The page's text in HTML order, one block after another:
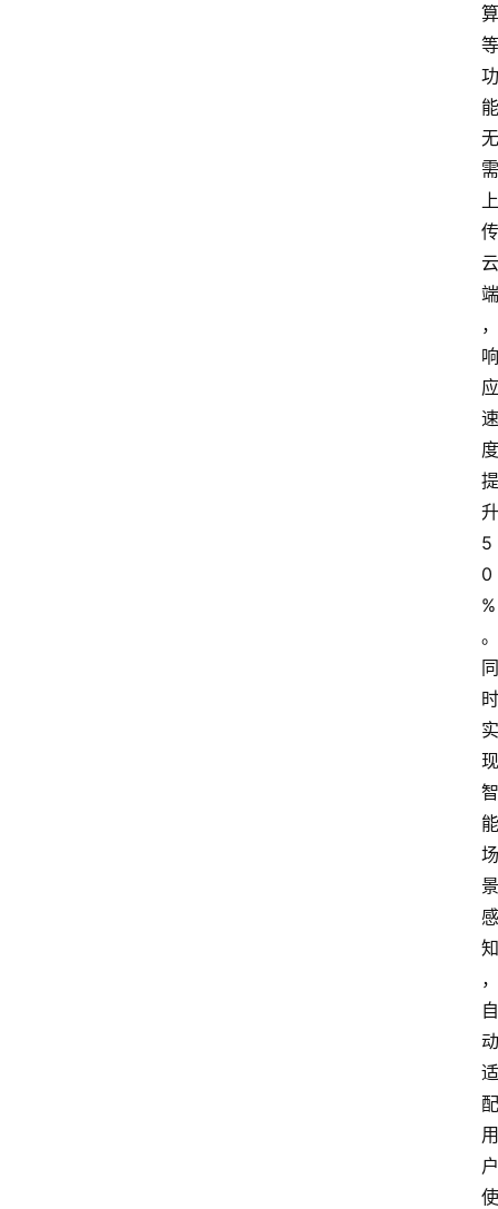
算
等
功
能
无
需
上
传
云
端
，
响
应
速
度
提
升
5
0
%
。
同
时
实
现
智
能
场
景
感
知
，
自
动
适
配
用
户
使